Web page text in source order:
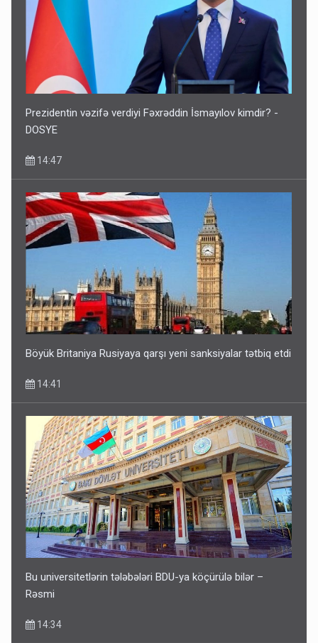
Prezidentin vəzifə verdiyi Fəxrəddin İsmayılov kimdir? -
DOSYE
14:47
Böyük Britaniya Rusiyaya qarşı yeni sanksiyalar tətbiq etdi
14:41
Bu universitetlərin tələbələri BDU-ya köçürülə bilər –
Rəsmi
14:34